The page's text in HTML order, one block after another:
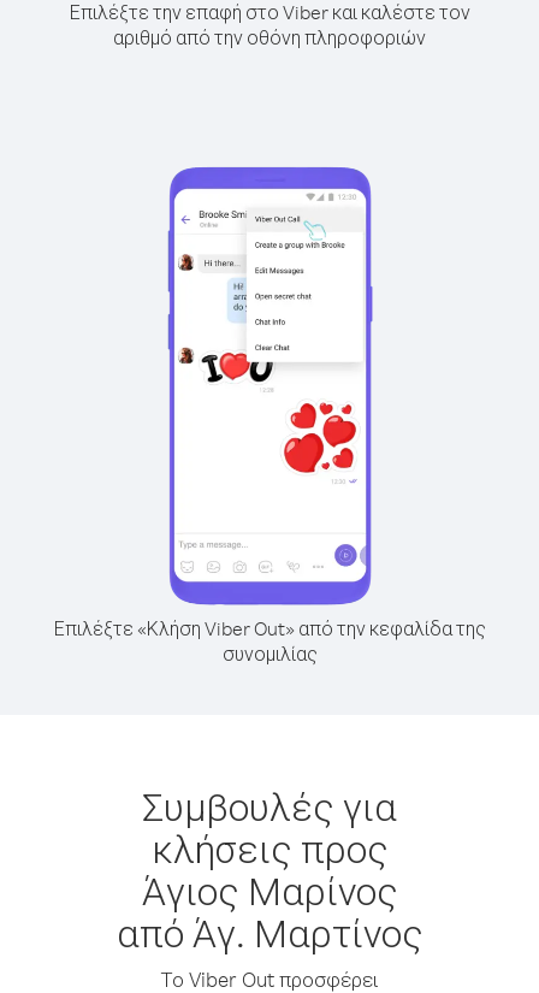
Επιλέξτε την επαφή στο Viber και καλέστε τον
αριθμό από την οθόνη πληροφοριών
Επιλέξτε «Κλήση Viber Out» από την κεφαλίδα της
συνομιλίας
Συμβουλές για
κλήσεις προς
Άγιος Μαρίνος
από Άγ. Μαρτίνος
Το Viber Out προσφέρει